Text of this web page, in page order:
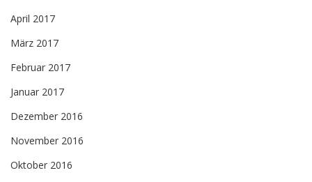
April 2017
März 2017
Februar 2017
Januar 2017
Dezember 2016
November 2016
Oktober 2016